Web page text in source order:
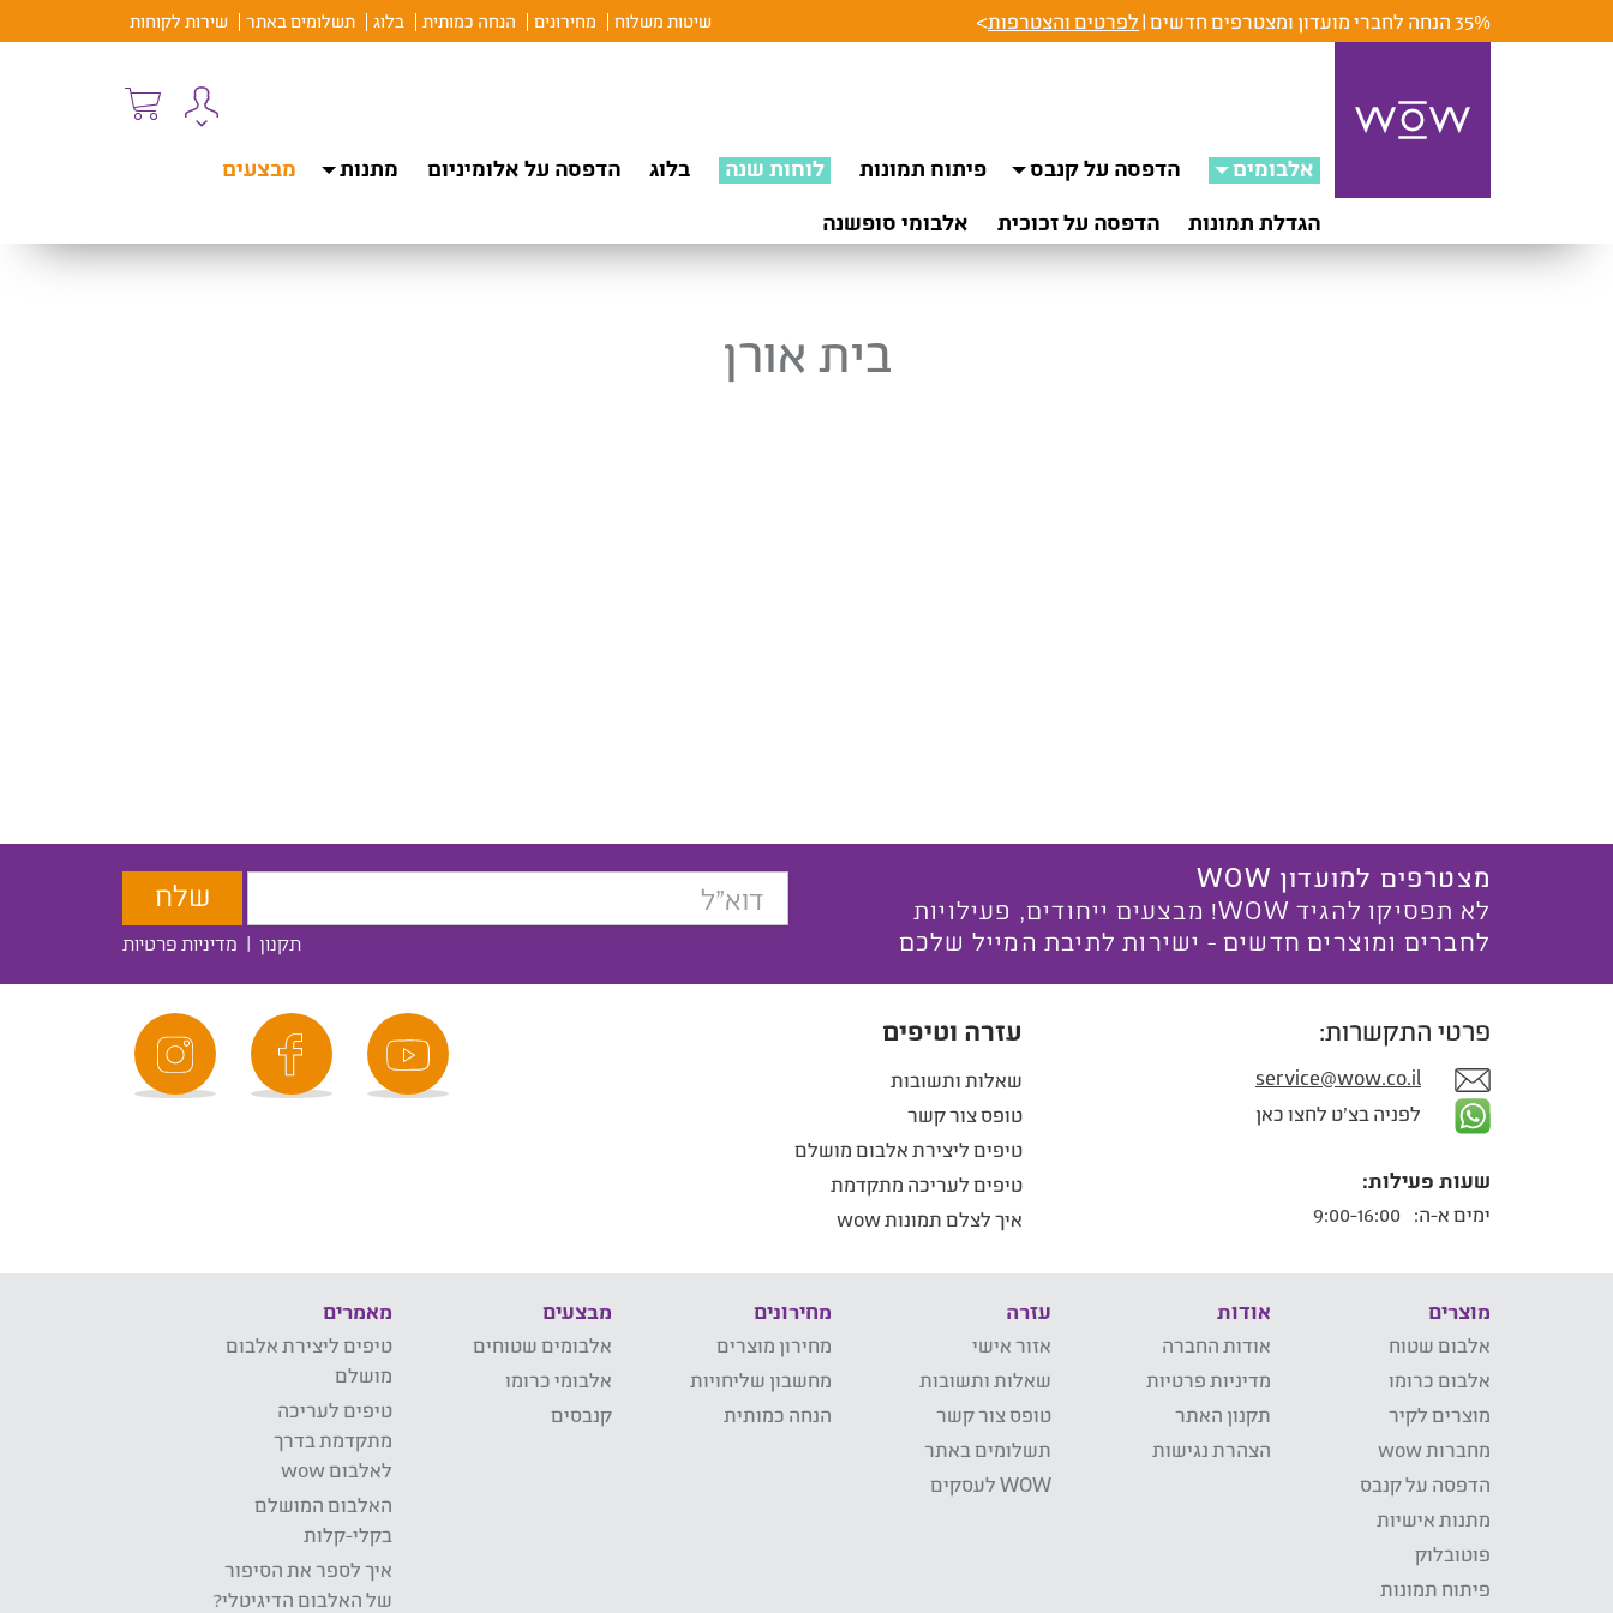
35% הנחה לחברי מועדון ומצטרפים חדשים | לפרטים והצטרפות> שיטות משלוח מחירונים הנחה כמותית בלוג תשלומים באתר שירות לקוחות
אלבומים הדפסה על קנבס פיתוח תמונות לוחות שנה בלוג הדפסה על אלומיניום מתנות
מבצעים
הגדלת תמונות
הדפסה על זכוכית אלבומי סופשנה
בית אורן
מצטרפים למועדון WOW
לא תפסיקו להגיד WOW! מבצעים ייחודים, פעילויות
לחברים ומוצרים חדשים - ישירות לתיבת המייל שלכם
תקנון | מדיניות פרטיות
פרטי התקשרות:
service@wow.co.il
לפניה בצ'ט לחצו כאן
שעות פעילות:
ימים א-ה:
עזרה וטיפים
שאלות ותשובות
טופס צור קשר
טיפים ליצירת אלבום מושלם
טיפים לעריכה מתקדמת
איך לצלם תמונות wow
מוצרים
אלבום שטוח
אלבום כרומו
מוצרים לקיר
מחברות wow
הדפסה על קנבס
מתנות אישיות
פוטובלוק
פיתוח תמונות
אודות
אודות החברה
מדיניות פרטיות
תקנון האתר
הצהרת נגישות
עזרה
אזור אישי
שאלות ותשובות
טופס צור קשר
תשלומים באתר
WOW לעסקים
מחירונים
מחירון מוצרים
מחשבון שליחויות
הנחה כמותית
מבצעים
אלבומים שטוחים
אלבומי כרומו
קנבסים
מאמרים
טיפים ליצירת אלבום
מושלם
טיפים לעריכה
מתקדמת בדרך
לאלבום wow
האלבום המושלם
בקלי-קלות
איך לספר את הסיפור
של האלבום הדיגיטלי?